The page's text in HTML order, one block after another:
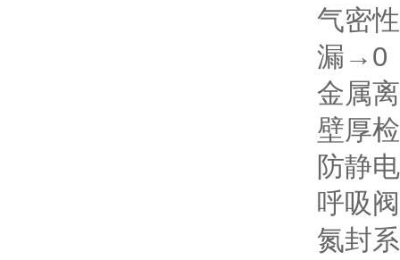
气密
漏→0
金属
壁厚
防静
呼吸
氮封